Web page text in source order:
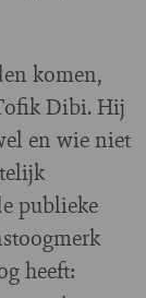
komen,
Dibi. Hij
en wie niet
publieke
heeft: